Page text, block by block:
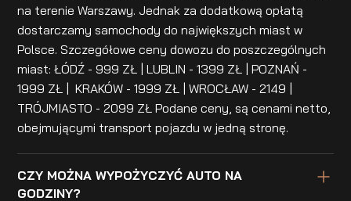
na terenie Warszawy. Jednak za dodatkową opłatą
dostarczamy samochody do największych miast w
Polsce. Szczegółowe ceny dowozu do poszczególnych
miast: ŁÓDŹ - 999 ZŁ | LUBLIN - 1399 ZŁ | POZNAŃ -
1999 ZŁ | KRAKÓW - 1999 ZŁ | WROCŁAW - 2149 |
TRÓJMIASTO - 2099 ZŁ Podane ceny, są cenami netto,
obejmującymi transport pojazdu w jedną stronę.
CZY MOŻNA WYPOŻYCZYĆ AUTO NA
GODZINY?